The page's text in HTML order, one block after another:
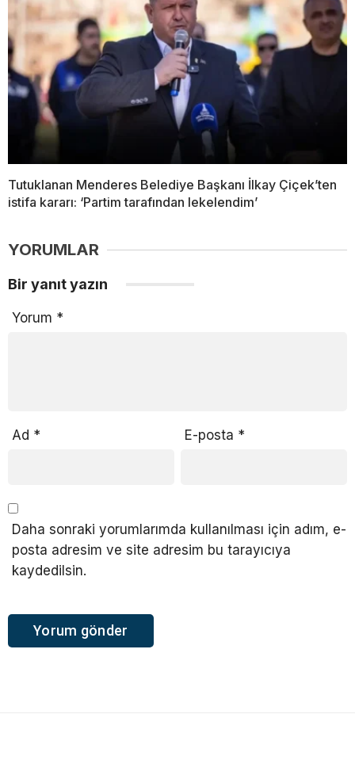
Tutuklanan Menderes Belediye Başkanı İlkay Çiçek’ten
istifa kararı: ‘Partim tarafından lekelendim’
YORUMLAR
Bir yanıt yazın
Yorum *
Ad * E-posta *
Daha sonraki yorumlarımda kullanılması için adım, e-
posta adresim ve site adresim bu tarayıcıya
kaydedilsin.